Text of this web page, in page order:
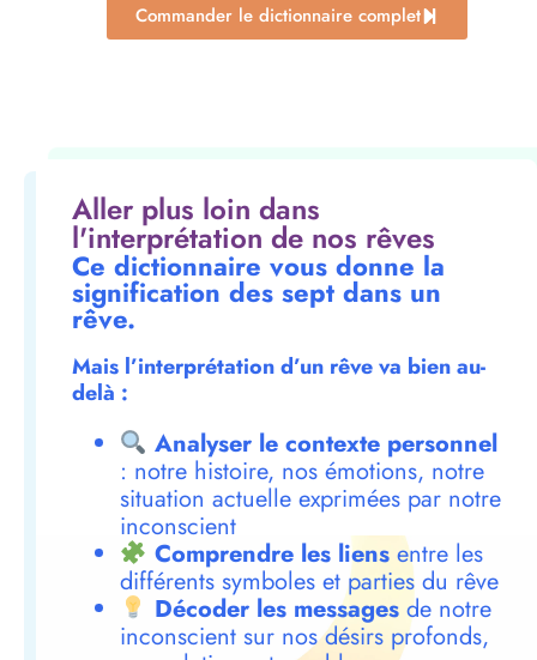
Commander le dictionnaire complet
Aller plus loin dans
l'interprétation de nos rêves
Ce dictionnaire vous donne la
signification des sept dans un
rêve.
Mais l’interprétation d’un rêve va bien au-
delà :
Analyser le contexte personnel
: notre histoire, nos émotions, notre
situation actuelle exprimées par notre
inconscient
Comprendre les liensentre les
différents symboles et parties du rêve
Décoder les messagesde notre
inconscient sur nos désirs profonds,